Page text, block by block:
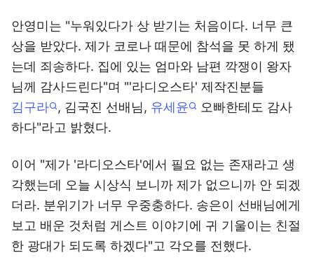
안영미는 "누워있다가 상 받기는 처음이다. 너무 큰
상을 받았다. 제가 코로나 때문에 참석을 못 하게 됐
는데 죄송하다. 집에 있는 엄마와 남편 깍쟁이 왕자
님께 감사드린다"며 "'라디오스타' 제작진분들
김구라
, 김국진 선배님, 유세윤
오빠한테도 감사
하다"라고 밝혔다.
이어 "제가 '라디오스타'에서 필요 없는 존재라고 생
각했는데 오늘 시상식 보니까 제가 없으니까 안 되겠
더라. 분위기가 너무 우중충하다. 송은이 선배님에게
보고 배운 것처럼 게스트 이야기에 귀 기울이는 친절
한 광대가 되도록 하겠다"고 각오를 전했다.